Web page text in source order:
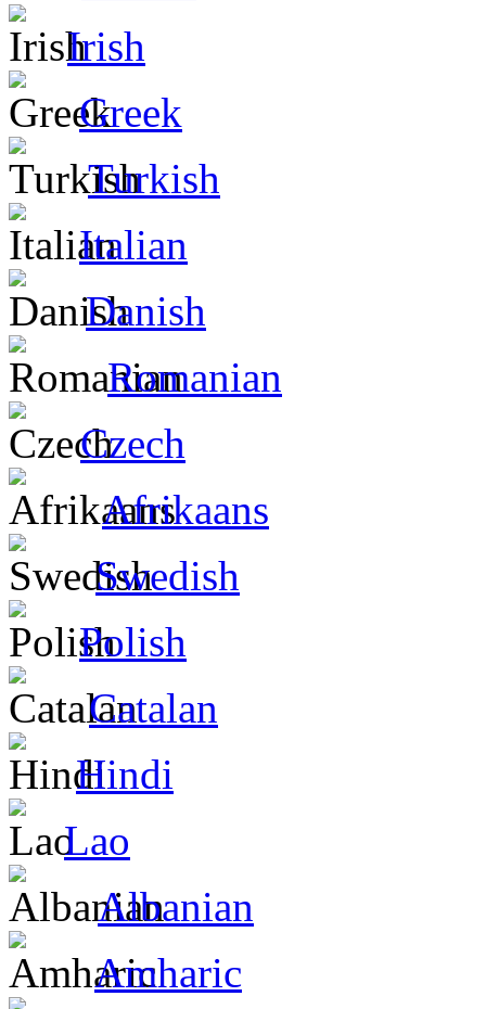
Irish
Greek
Turkish
Italian
Danish
Romanian
Czech
Afrikaans
Swedish
Polish
Catalan
Hindi
Lao
Albanian
Amharic